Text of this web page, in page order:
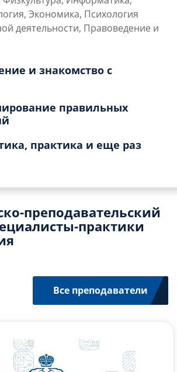
Экономика, Психология
деятельности, Правоведение и
и знакомство с
правильных
практика и еще раз
преподавательский
практики
Все преподаватели